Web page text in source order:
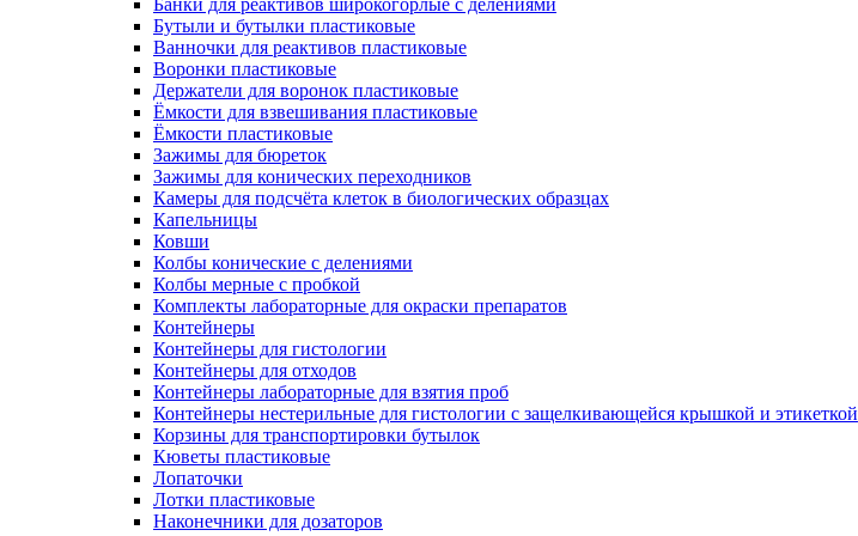
Банки для реактивов широкогорлые с делениями
Бутыли и бутылки пластиковые
Ванночки для реактивов пластиковые
Воронки пластиковые
Держатели для воронок пластиковые
Ёмкости для взвешивания пластиковые
Ёмкости пластиковые
Зажимы для бюреток
Зажимы для конических переходников
Камеры для подсчёта клеток в биологических образцах
Капельницы
Ковши
Колбы конические с делениями
Колбы мерные с пробкой
Комплекты лабораторные для окраски препаратов
Контейнеры
Контейнеры для гистологии
Контейнеры для отходов
Контейнеры лабораторные для взятия проб
Контейнеры нестерильные для гистологии с защелкивающейся крышкой и этикеткой
Корзины для транспортировки бутылок
Кюветы пластиковые
Лопаточки
Лотки пластиковые
Наконечники для дозаторов